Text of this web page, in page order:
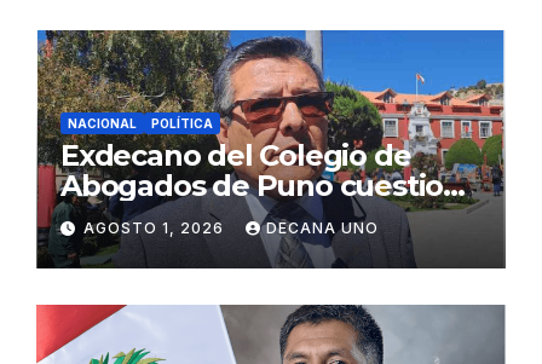
NACIONAL POLÍTICA
Exdecano del Colegio de
Abogados de Puno cuestiona
propuestas sobre seguridad
ciudadana
AGOSTO 1, 2026 DECANA UNO